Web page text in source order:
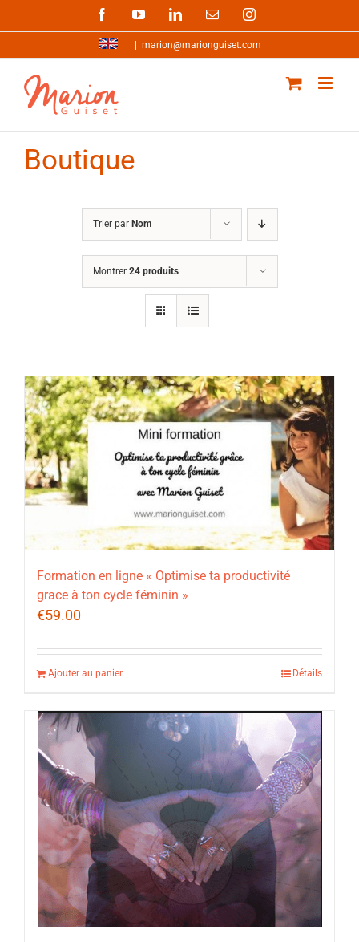
FacebookYouTubeLinkedInEmail Instagram
marion@marionguiset.com
Boutique
Trier par Nom
Montrer 24 produits
Formation en ligne « Optimise ta productivité
grace à ton cycle féminin »
€59.00
Ajouter au panier Détails